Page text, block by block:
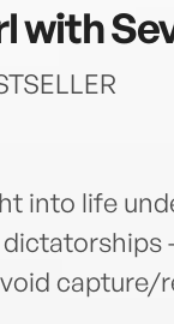
with
into life
capture/